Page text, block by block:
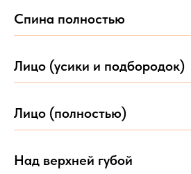
Спина полностью
Лицо (усики и подбородок)
Лицо (полностью)
Над верхней губой